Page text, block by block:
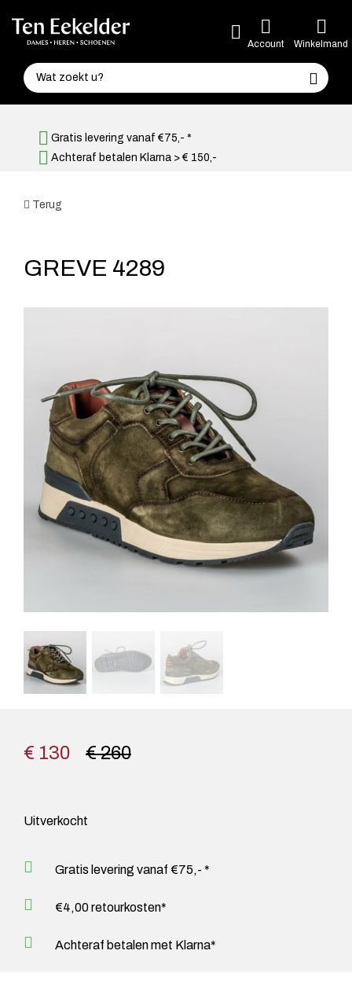
Account Winkelmand
Gratis levering vanaf €75,- *
Achteraf betalen Klarna > € 150,-
Terug
GREVE 4289
€ 260
€ 130
Uitverkocht
Gratis levering vanaf €75,- *
€4,00 retourkosten*
Achteraf betalen met Klarna*